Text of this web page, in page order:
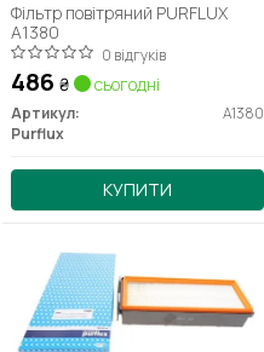
Фільтр повітряний PURFLUX
A1380
0 відгуків
486 ₴ сьогодні
Артикул:
A1380
Purflux
КУПИТИ